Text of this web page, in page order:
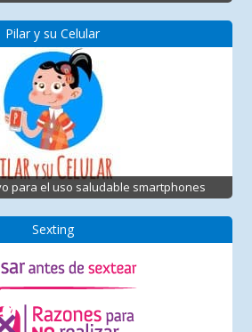
Pilar y su Celular
para el uso saludable smartphones
Sexting